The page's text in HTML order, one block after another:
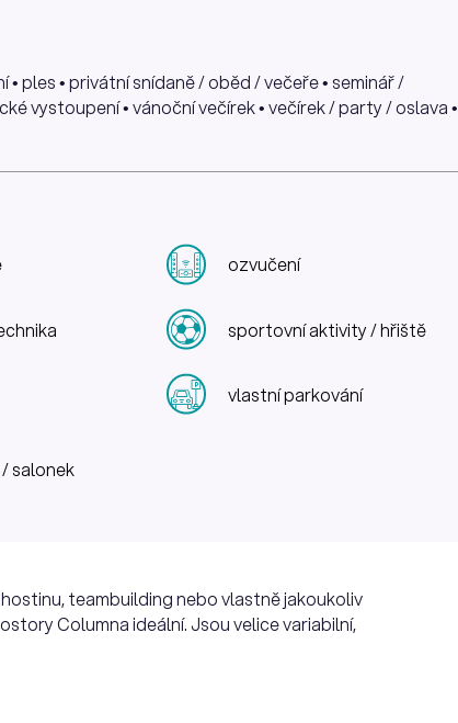
ples • privátní snídaně / oběd / večeře • seminář /
vystoupení • vánoční večírek • večírek / party / oslava •
ozvučení
sportovní aktivity / hřiště
vlastní parkování
salonek
teambuilding nebo vlastně jakoukoliv
Columna ideální. Jsou velice variabilní,